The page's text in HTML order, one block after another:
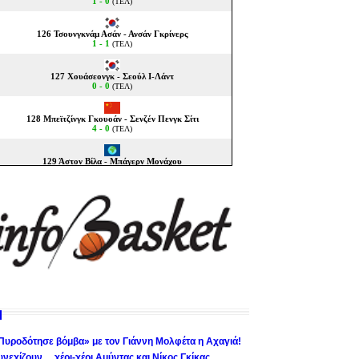
βόμβα» με τον Γιάννη Μολφέτα η Αχαγιά!